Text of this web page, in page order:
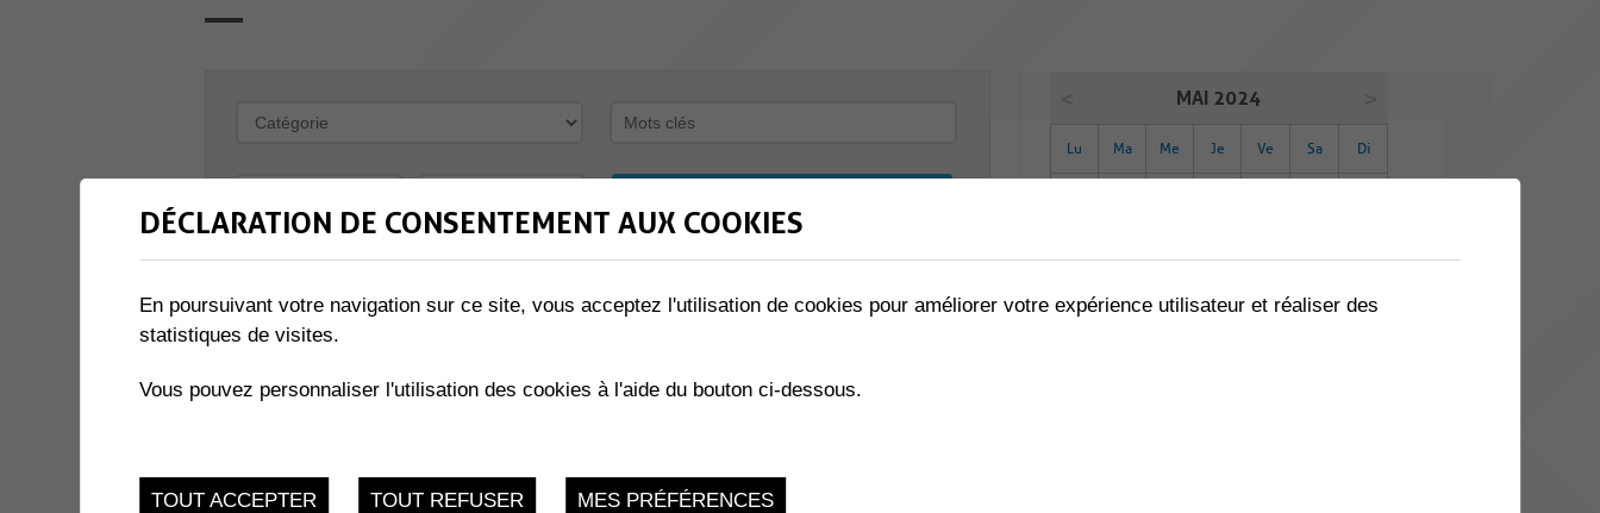
16
JUI.
SORTIE DES AÎNÉS
Vendredi 16 Juin 2023
MAI 2024
Lu Ma Me Je Ve Sa Di
13 14 15 16 17 18 19
DÉCLARATION DE CONSENTEMENT AUX COOKIES
En poursuivant votre navigation sur ce site, vous acceptez l'utilisation de cookies pour améliorer votre expérience utilisateur et réaliser des
statistiques de visites.
Vous pouvez personnaliser l'utilisation des cookies à l'aide du bouton ci-dessous.
TOUT ACCEPTER TOUT REFUSER MES PRÉFÉRENCES